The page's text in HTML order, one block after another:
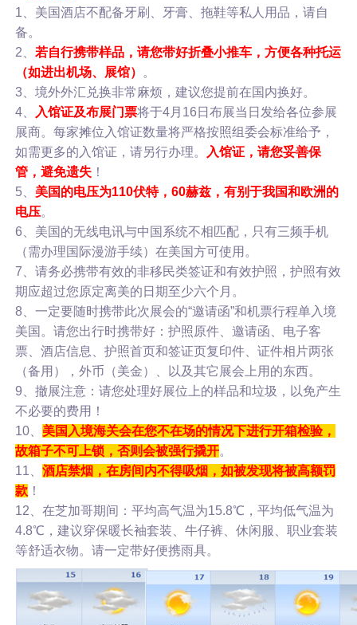
1、美国酒店不配备牙刷、牙膏、拖鞋等私人用品，请自
备。
2、 若自行携带样品，请您带好折叠小推车，方便各种托运
（如进出机场、展馆）
。
3、境外外汇兑换非常麻烦，建议您提前在国内换好。
4、
入馆证及布展门票将于4月16日布展当日发给各位参展
展商。每家摊位入馆证数量将严格按照组委会标准给予，
如需更多的入馆证，请另行办理。
入馆证，请您妥善保
管，避免遗失！
5、 美国的电压为110伏特，60赫兹，有别于我国和欧洲的
电压。
6、美国的无线电讯与中国系统不相匹配，只有三频手机
（需办理国际漫游手续）在美国方可使用。
7、请务必携带有效的非移民类签证和有效护照，护照有效
期应超过您原定离美的日期至少六个月。
8、一定要随时携带此次展会的“邀请函”和机票行程单入境
美国。请您出行时携带好：护照原件、邀请函、电子客
票、酒店信息、护照首页和签证页复印件、证件相片两张
（备用），外币（美金）、以及其它展会上用的东西。
9、撤展注意：请您处理好展位上的样品和垃圾，以免产生
不必要的费用！
10、 美国入境海关会在您不在场的情况下进行开箱检验，
故箱子不可上锁，否则会被强行撬开。
11、 酒店禁烟，在房间内不得吸烟，如被发现将被高额罚
款！
12、在芝加哥期间：平均高气温为15.8℃，平均低气温为
4.8℃，建议穿保暖长袖套装、牛仔裤、休闲服、职业套装
等舒适衣物。请一定带好便携雨具。